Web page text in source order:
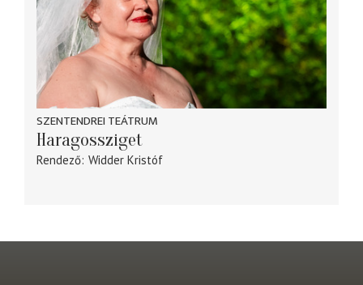
SZENTENDREI TEÁTRUM
Haragossziget
Rendező Widder Kristóf